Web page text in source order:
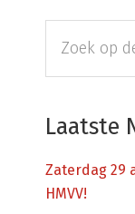
Primaire
Sidebar
deze
Laatste
Zaterdag 29
HMVV!